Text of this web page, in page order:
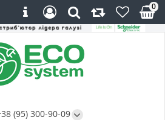
(95) 300-90-09
0